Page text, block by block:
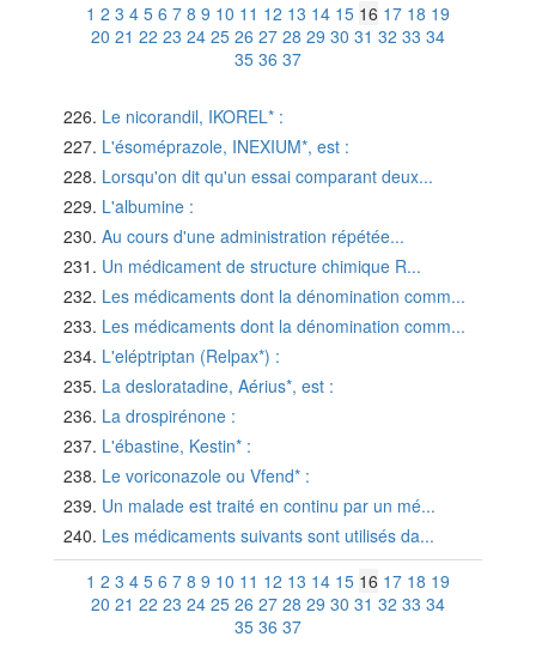
1 2 3 4 5 6 7 8 9 10 11 12 13 14 15 16 17 18 19
20 21 22 23 24 25 26 27 28 29 30 31 32 33 34
35 36 37
Le nicorandil, IKOREL* :
L'ésoméprazole, INEXIUM*, est :
Lorsqu'on dit qu'un essai comparant deux...
L'albumine :
Au cours d'une administration répétée...
Un médicament de structure chimique R...
Les médicaments dont la dénomination comm...
Les médicaments dont la dénomination comm...
L'eléptriptan (Relpax*) :
La desloratadine, Aérius*, est :
La drospirénone :
L'ébastine, Kestin* :
Le voriconazole ou Vfend* :
Un malade est traité en continu par un mé...
Les médicaments suivants sont utilisés da...
1 2 3 4 5 6 7 8 9 10 11 12 13 14 15 16 17 18 19
20 21 22 23 24 25 26 27 28 29 30 31 32 33 34
35 36 37